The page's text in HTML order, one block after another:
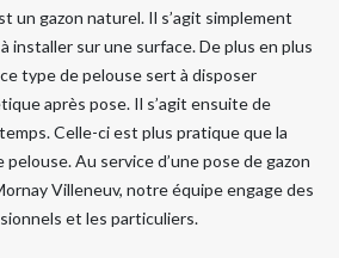
un gazon naturel. Il s’agit simplement
installer sur une surface. De plus en plus
type de pelouse sert à disposer
après pose. Il s’agit ensuite de
Celle-ci est plus pratique que la
pelouse. Au service d’une pose de gazon
Villeneuv, notre équipe engage des
et les particuliers.